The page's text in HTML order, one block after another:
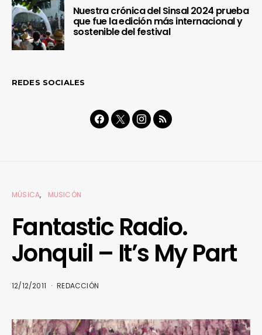
Nuestra crónica del Sinsal 2024 prueba
que fue la edición más internacional y
sostenible del festival
REDES SOCIALES
MÚSICA MUSICÓN
Fantastic Radio.
Jonquil – It’s My Part
12/12/2011 REDACCIÓN